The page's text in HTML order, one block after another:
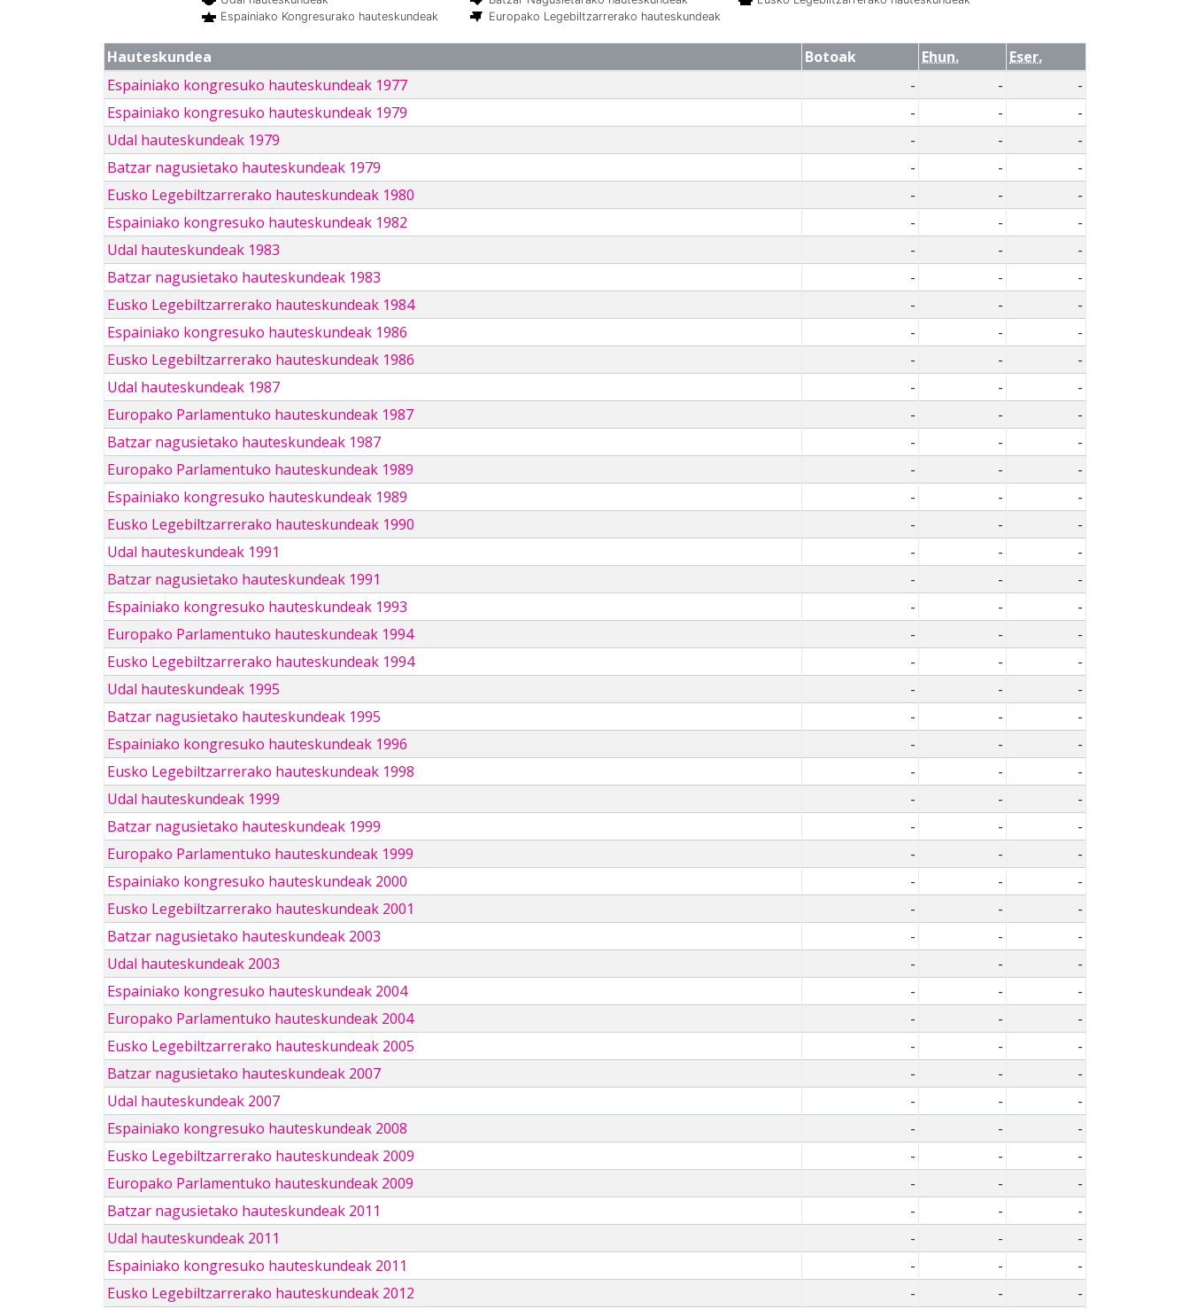
Espainiako Kongresurako hauteskundeak
Europako Legebiltzarrerako hauteskundeak
Hauteskundea Botoak Ehun.
Eser.
Espainiako kongresuko hauteskundeak 1977
- -
-
Espainiako kongresuko hauteskundeak 1979
- -
-
Udal hauteskundeak 1979
- -
-
Batzar nagusietako hauteskundeak 1979
- -
-
Eusko Legebiltzarrerako hauteskundeak 1980
- -
-
Espainiako kongresuko hauteskundeak 1982
- -
-
Udal hauteskundeak 1983
- -
-
Batzar nagusietako hauteskundeak 1983
- -
-
Eusko Legebiltzarrerako hauteskundeak 1984
- -
-
Espainiako kongresuko hauteskundeak 1986
- -
-
Eusko Legebiltzarrerako hauteskundeak 1986
- -
-
Udal hauteskundeak 1987
- -
-
Europako Parlamentuko hauteskundeak 1987
- -
-
Batzar nagusietako hauteskundeak 1987
- -
-
Europako Parlamentuko hauteskundeak 1989
- -
-
Espainiako kongresuko hauteskundeak 1989
- -
-
Eusko Legebiltzarrerako hauteskundeak 1990
- -
-
Udal hauteskundeak 1991
- -
-
Batzar nagusietako hauteskundeak 1991
- -
-
Espainiako kongresuko hauteskundeak 1993
- -
-
Europako Parlamentuko hauteskundeak 1994
- -
-
Eusko Legebiltzarrerako hauteskundeak 1994
- -
-
Udal hauteskundeak 1995
- -
-
Batzar nagusietako hauteskundeak 1995
- -
-
Espainiako kongresuko hauteskundeak 1996
- -
-
Eusko Legebiltzarrerako hauteskundeak 1998
- -
-
Udal hauteskundeak 1999
- -
-
Batzar nagusietako hauteskundeak 1999
- -
-
Europako Parlamentuko hauteskundeak 1999
- -
-
Espainiako kongresuko hauteskundeak 2000
- -
-
Eusko Legebiltzarrerako hauteskundeak 2001
- -
-
Batzar nagusietako hauteskundeak 2003
- -
-
Udal hauteskundeak 2003
- -
-
Espainiako kongresuko hauteskundeak 2004
- -
-
Europako Parlamentuko hauteskundeak 2004
- -
-
Eusko Legebiltzarrerako hauteskundeak 2005
- -
-
Batzar nagusietako hauteskundeak 2007
- -
-
Udal hauteskundeak 2007
- -
-
Espainiako kongresuko hauteskundeak 2008
- -
-
Eusko Legebiltzarrerako hauteskundeak 2009
- -
-
Europako Parlamentuko hauteskundeak 2009
- -
-
Batzar nagusietako hauteskundeak 2011
- -
-
Udal hauteskundeak 2011
- -
-
Espainiako kongresuko hauteskundeak 2011
- -
-
Eusko Legebiltzarrerako hauteskundeak 2012
- -
-